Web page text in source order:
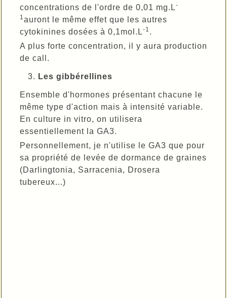
concentrations de l'ordre de 0,01 mg.L-
1 auront le même effet que les autres
cytokinines dosées à 0,1mol.L-1 .
A plus forte concentration, il y aura production
de call.
Les gibbérellines
Ensemble d'hormones présentant chacune le
même type d'action mais à intensité variable.
En culture in vitro, on utilisera
essentiellement la GA3.
Personnellement, je n'utilise le GA3 que pour
sa propriété de levée de dormance de graines
(Darlingtonia, Sarracenia, Drosera
tubereux...)